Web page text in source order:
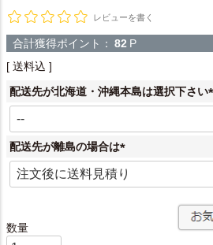
レビューを書く
合計獲得ポイント： 82 P
送料込
配送先が北海道・沖縄本島は選択下さい
(
配送先が離島の場合は
(
必